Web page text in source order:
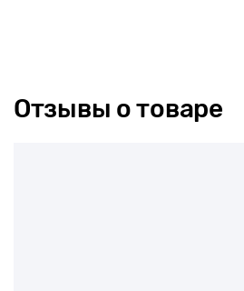
Отзывы о товаре